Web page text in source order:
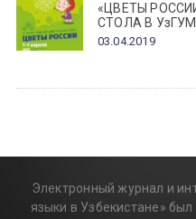
«ЦВЕТЫ
СТОЛА В
03.04.2019
Электронный журнал и
языки в Узбекистане»